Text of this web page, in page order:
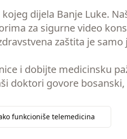
dijela Banje Luke.
za sigurne video
zaštita je
i dobijte medicinsku
doktori govore
funkcioniše telemedicina